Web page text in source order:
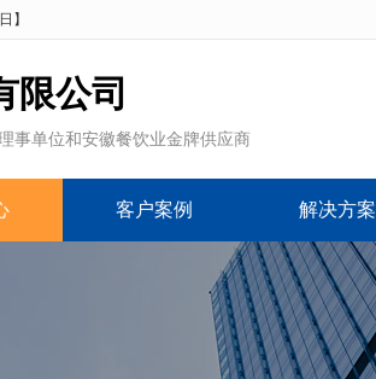
】
限公司
事单位和安徽餐饮业金牌供应商
客户案例 解决方案